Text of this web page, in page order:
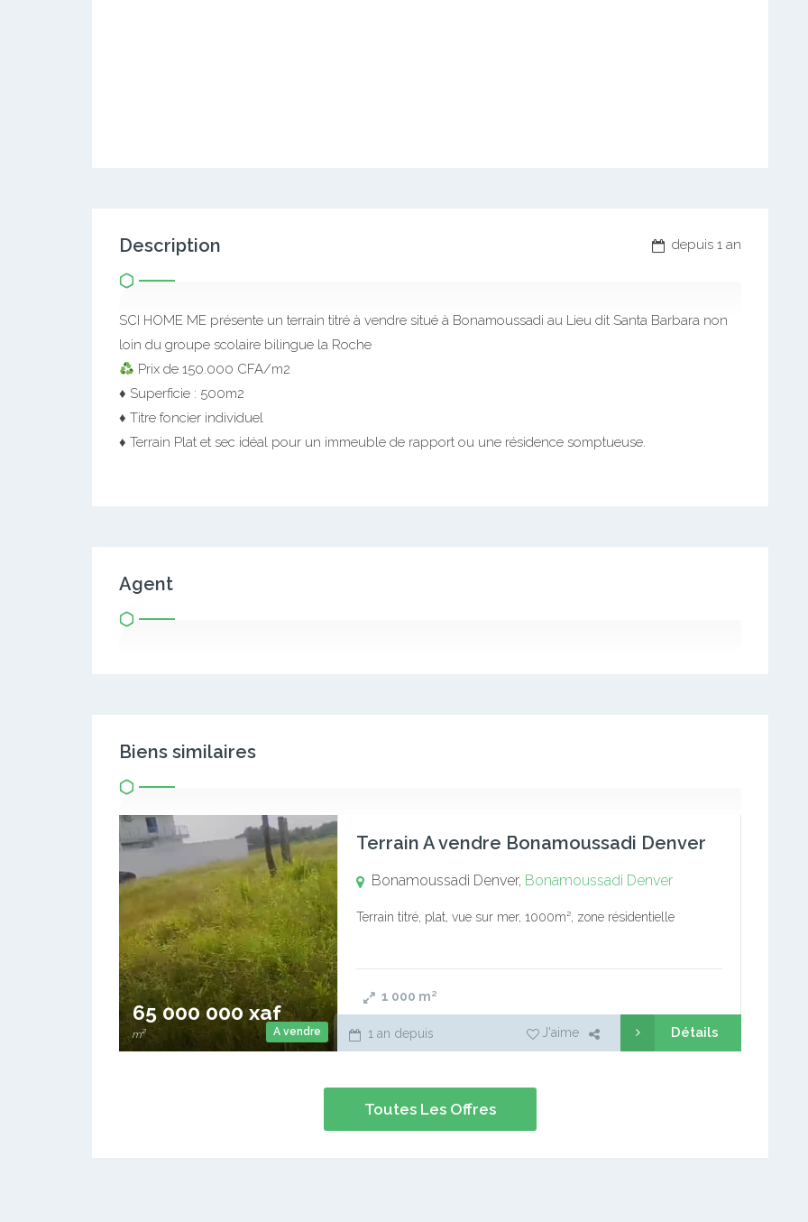
depuis 1 an
Description
SCI HOME ME présente un terrain titré à vendre situé à Bonamoussadi au Lieu dit Santa Barbara non
loin du groupe scolaire bilingue la Roche
Prix de 150.000 CFA/m2
♦️ Superficie : 500m2
♦️ Titre foncier individuel
♦️ Terrain Plat et sec idéal pour un immeuble de rapport ou une résidence somptueuse.
Agent
Biens similaires
A vendre
65 000 000 xaf
m²
Terrain A vendre Bonamoussadi Denver
Bonamoussadi Denver, Bonamoussadi Denver
Terrain titré, plat, vue sur mer, 1000m², zone résidentielle
1 000 m²
1 an depuis J'aime Détails
Toutes Les Offres